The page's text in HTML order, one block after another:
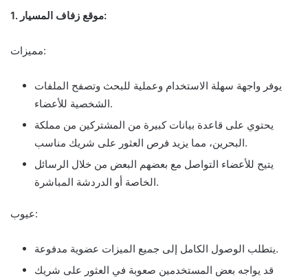
1. موقع زفاف المسيار:
مميزات:
يوفر واجهة سهلة الاستخدام وعملية للبحث وتصفح الملفات
الشخصية للأعضاء.
يحتوي على قاعدة بيانات كبيرة من المشتركين من مملكة
البحرين، مما يزيد فرص العثور على شريك مناسب.
يتيح للأعضاء التواصل مع بعضهم البعض من خلال الرسائل
الخاصة أو الدردشة المباشرة.
عيوب:
يتطلب الوصول الكامل إلى جميع الميزات عضوية مدفوعة.
قد يواجه بعض المستخدمين صعوبة في العثور على شريك